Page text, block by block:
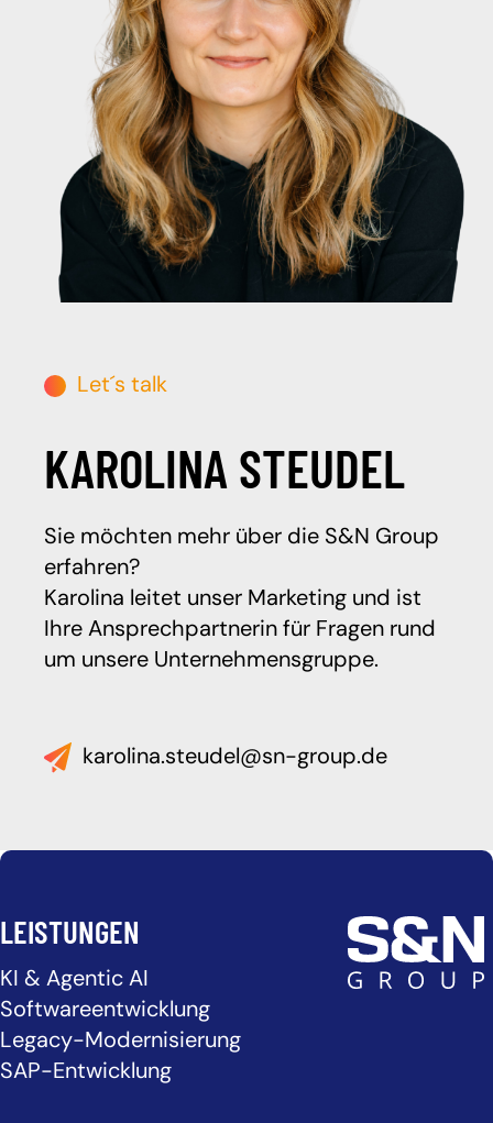
Let´s talk
KAROLINA STEUDEL
Sie möchten mehr über die S&N Group
erfahren?
Karolina leitet unser Marketing und ist
Ihre Ansprechpartnerin für Fragen rund
um unsere Unternehmensgruppe.
karolina.steudel@sn-group.de
LEISTUNGEN
KI & Agentic AI
Softwareentwicklung
Legacy-Modernisierung
SAP-Entwicklung